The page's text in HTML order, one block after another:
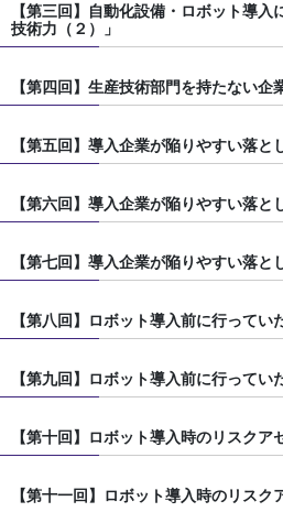
【第三回】自動化設備・ロボット導
技術力（２）」
【第四回】生産技術部門を持たない企
【第五回】導入企業が陥りやすい落と
【第六回】導入企業が陥りやすい落と
【第七回】導入企業が陥りやすい落と
【第八回】ロボット導入前に行ってい
【第九回】ロボット導入前に行ってい
【第十回】ロボット導入時のリスクア
【第十一回】ロボット導入時のリスク